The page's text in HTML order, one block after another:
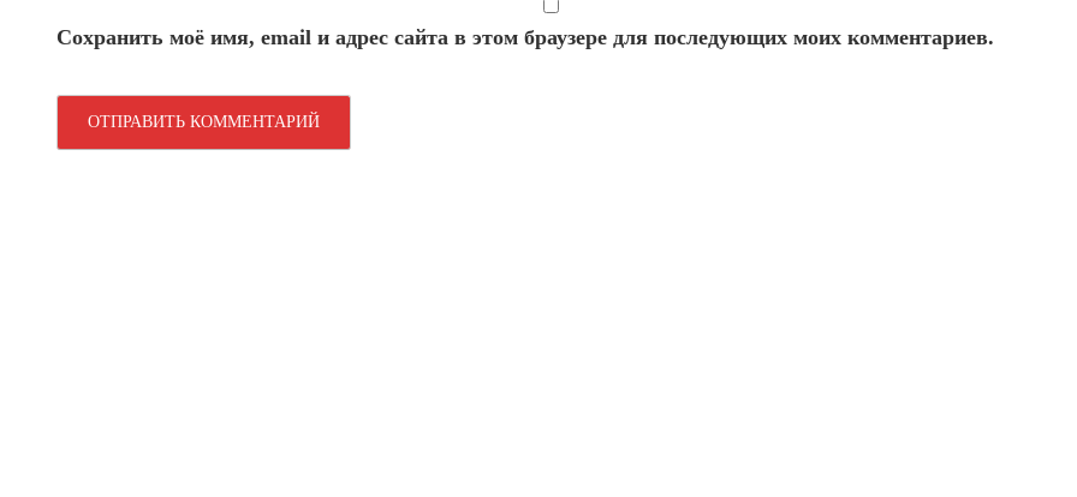
Сохранить моё имя, email и адрес сайта в этом браузере для последующих моих комментариев.